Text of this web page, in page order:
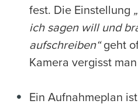
fest. Die Einstellung
ich sagen will und
aufschreiben“ geht
Kamera vergisst
Ein Aufnahmeplan